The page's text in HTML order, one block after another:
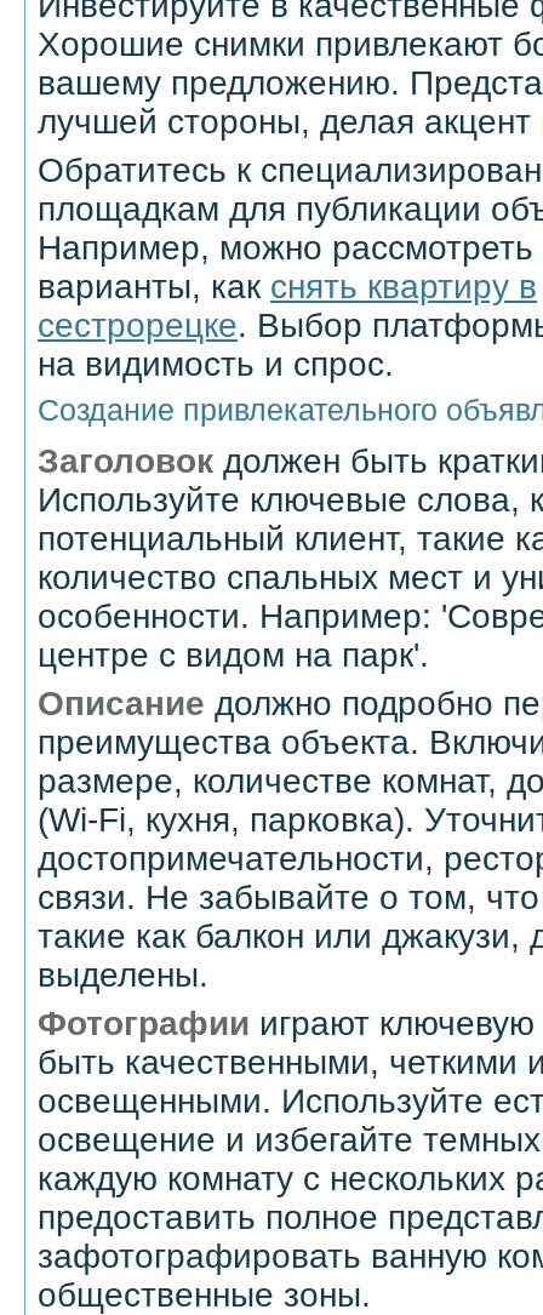
Хорошие снимки привлекают
вашему предложению.
лучшей стороны, делая акцент
Обратитесь к
площадкам для публикации
Например, можно рассмотреть
варианты, как снять квартиру в
сестрорецке. Выбор
на видимость и спрос.
Создание привлекательного
Заголовок должен быть
Используйте ключевые слова,
потенциальный клиент, такие
количество спальных мест и
особенности. Например:
центре с видом на парк'.
Описание должно подробно
преимущества объекта.
размере, количестве комнат,
(Wi-Fi, кухня, парковка).
достопримечательности,
связи. Не забывайте о том,
такие как балкон или
выделены.
Фотографии играют
быть качественными, четкими
освещенными. Используйте
освещение и избегайте
каждую комнату с нескольких
предоставить полное
зафотографировать ванную
общественные зоны.